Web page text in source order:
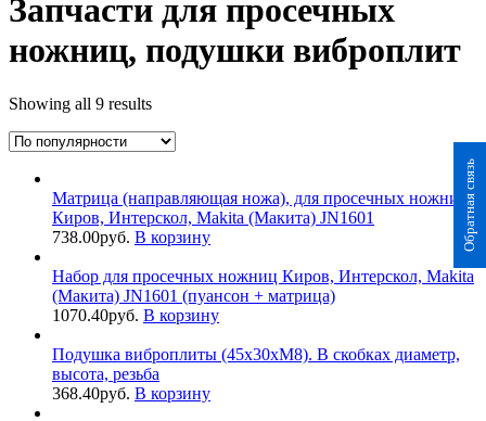
Обратная связь
Запчасти для просечных
ножниц, подушки виброплит
Showing all 9 results
Матрица (направляющая ножа), для просечных ножниц
Киров, Интерскол, Makita (Макита) JN1601
738.00руб. В корзину
Набор для просечных ножниц Киров, Интерскол, Makita
(Макита) JN1601 (пуансон + матрица)
1070.40руб. В корзину
Подушка виброплиты (45х30хМ8). В скобках диаметр,
высота, резьба
368.40руб. В корзину